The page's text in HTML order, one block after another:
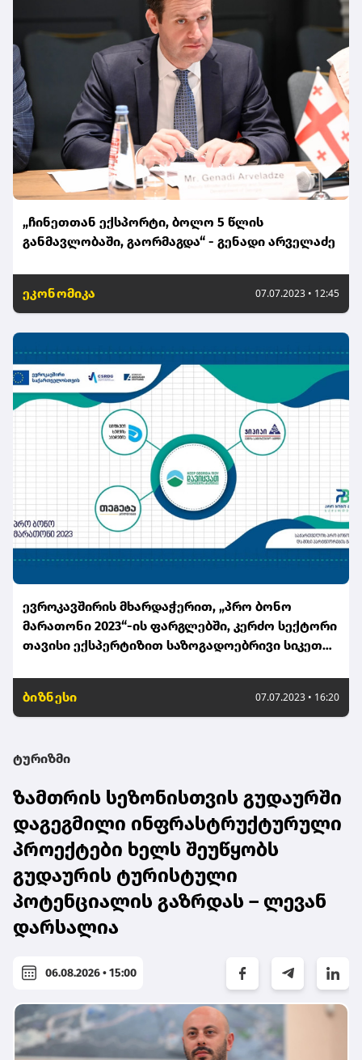
„ჩინეთთან ექსპორტი, ბოლო 5 წლის
განმავლობაში, გაორმაგდა“ - გენადი არველაძე
ეკონომიკა 07.07.2023 • 12:45
ევროკავშირის მხარდაჭერით, „პრო ბონო
მარათონი 2023“-ის ფარგლებში, კერძო სექტორი
თავისი ექსპერტიზით საზოგადოებრივი სიკეთის
ბიზნესი 07.07.2023 • 16:20
ტურიზმი
ზამთრის სეზონისთვის გუდაურში
დაგეგმილი ინფრასტრუქტურული
პროექტები ხელს შეუწყობს
გუდაურის ტურისტული
პოტენციალის გაზრდას – ლევან
დარსალია
06.08.2026 • 15:00